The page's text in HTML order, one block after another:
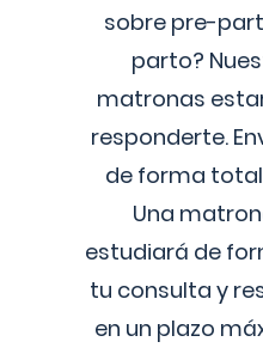
sobre pre-
parto?
matronas
responderte.
de forma
Una
estudiará de
tu consulta y
en un plazo